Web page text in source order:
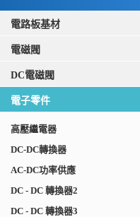
電路板基材
電磁閥
DC電磁閥
電子零件
高壓繼電器
DC-DC轉換器
AC-DC功率供應
DC - DC 轉換器2
DC - DC 轉換器3